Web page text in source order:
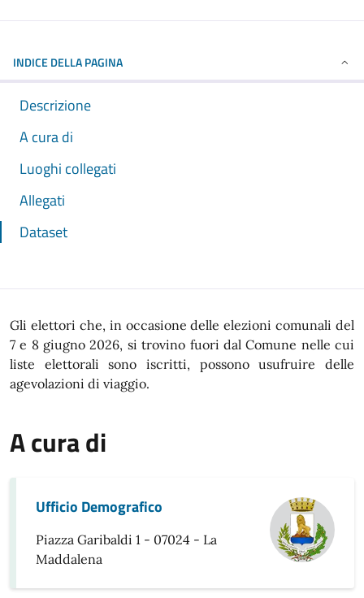
INDICE DELLA PAGINA
Descrizione
A cura di
Luoghi collegati
Allegati
Dataset
Gli elettori che, in occasione delle elezioni comunali del
7 e 8 giugno 2026, si trovino fuori dal Comune nelle cui
liste elettorali sono iscritti, possono usufruire delle
agevolazioni di viaggio.
A cura di
Ufficio Demografico
Piazza Garibaldi 1 - 07024 - La
Maddalena